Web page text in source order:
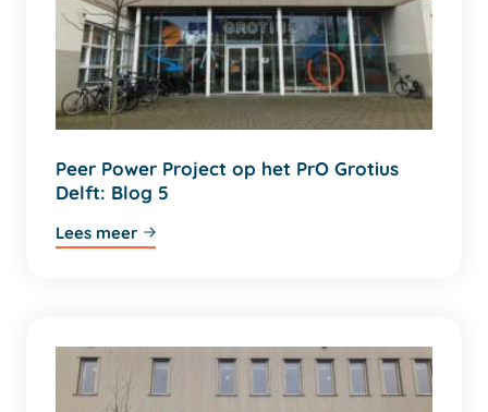
Peer Power Project op het PrO Grotius
Delft: Blog 5
Lees meer